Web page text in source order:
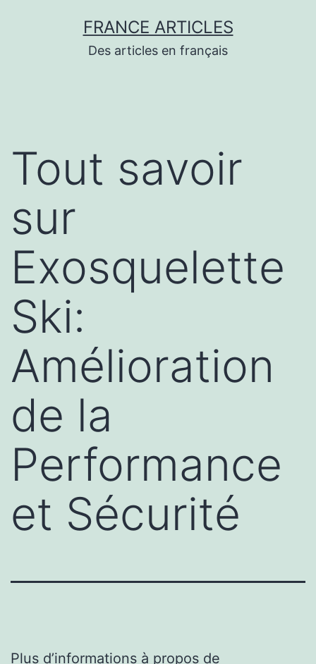
FRANCE ARTICLES
Des articles en français
Tout savoir
sur
Exosquelette
Ski:
Amélioration
de la
Performance
et Sécurité
Plus d’informations à propos de